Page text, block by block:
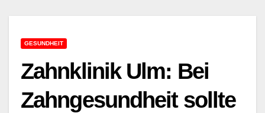
GESUNDHEIT
Zahnklinik Ulm: Bei
Zahngesundheit sollte